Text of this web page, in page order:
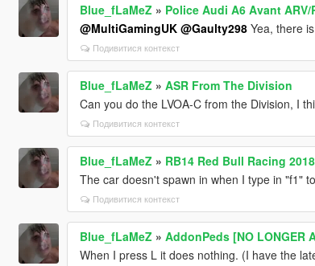
Blue_fLaMeZ » Police Audi A6 Avant ARV/
@MultiGamingUK @Gaulty298Yea, there
Подивитися контекст
Blue_fLaMeZ » ASR From The Division
Can you do the LVOA-C from the Division, I
Подивитися контекст
Blue_fLaMeZ » RB14 Red Bull Racing
The car doesn't spawn in when I type in "f1"
Подивитися контекст
Blue_fLaMeZ » AddonPeds [NO LONGER
When I press L it does nothing. (I have the